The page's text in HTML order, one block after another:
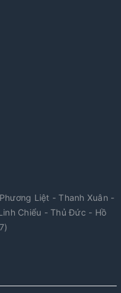
Liệt - Thanh Xuân -
Chiểu - Thủ Đức - Hồ